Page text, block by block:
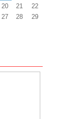
20 21
22
27 28
29